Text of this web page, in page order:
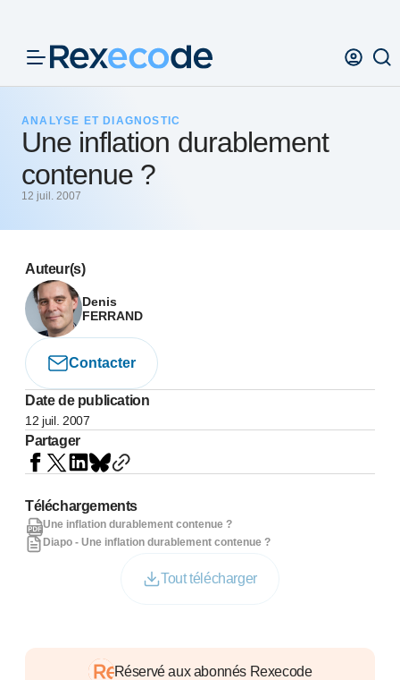
ANALYSE ET DIAGNOSTIC
Une inflation durablement
contenue ?
12 juil. 2007
Auteur(s)
Denis
FERRAND
Contacter
Date de publication
12 juil. 2007
Partager
Réservé aux abonnés Rexecode
Téléchargements
Une inflation durablement contenue ?
Diapo - Une inflation durablement contenue ?
Tout télécharger